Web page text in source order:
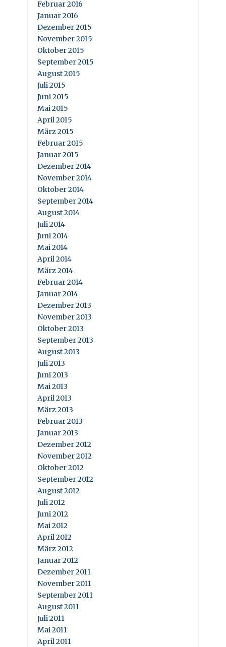
Februar 2016
Januar 2016
Dezember 2015
November 2015
Oktober 2015
September 2015
August 2015
Juli 2015
Juni 2015
Mai 2015
April 2015
März 2015
Februar 2015
Januar 2015
Dezember 2014
November 2014
Oktober 2014
September 2014
August 2014
Juli 2014
Juni 2014
Mai 2014
April 2014
März 2014
Februar 2014
Januar 2014
Dezember 2013
November 2013
Oktober 2013
September 2013
August 2013
Juli 2013
Juni 2013
Mai 2013
April 2013
März 2013
Februar 2013
Januar 2013
Dezember 2012
November 2012
Oktober 2012
September 2012
August 2012
Juli 2012
Juni 2012
Mai 2012
April 2012
März 2012
Januar 2012
Dezember 2011
November 2011
September 2011
August 2011
Juli 2011
Mai 2011
April 2011